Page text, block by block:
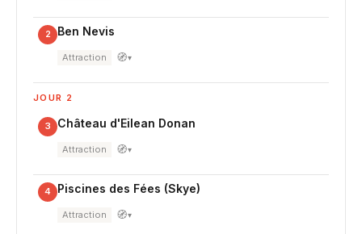
2 Ben Nevis
Attraction 🧭▾
JOUR 2
3 Château d'Eilean Donan
Attraction 🧭▾
4 Piscines des Fées (Skye)
Attraction 🧭▾